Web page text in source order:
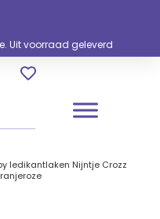
Uit voorraad geleverd
ledikantlaken Nijntje Crozz